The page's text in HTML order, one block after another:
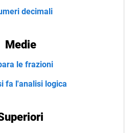
decimali
Medie
le frazioni
fa l'analisi logica